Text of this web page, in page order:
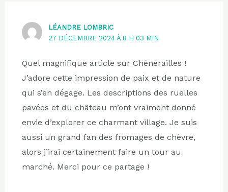
LÉANDRE LOMBRIC
27 DÉCEMBRE 2024 À 8 H 03 MIN
Quel magnifique article sur Chénerailles !
J’adore cette impression de paix et de nature
qui s’en dégage. Les descriptions des ruelles
pavées et du château m’ont vraiment donné
envie d’explorer ce charmant village. Je suis
aussi un grand fan des fromages de chèvre,
alors j’irai certainement faire un tour au
marché. Merci pour ce partage !